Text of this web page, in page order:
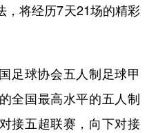
，将经历7天21场的精彩
球协会五人制足球甲
全国最高水平的五人制
接五超联赛，向下对接